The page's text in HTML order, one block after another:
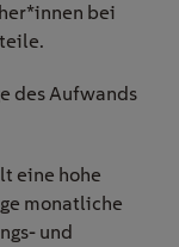
bei
des Aufwands
eine hohe
monatliche
und